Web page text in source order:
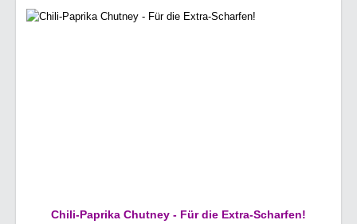
Chili-Paprika Chutney - Für die Extra-Scharfen!